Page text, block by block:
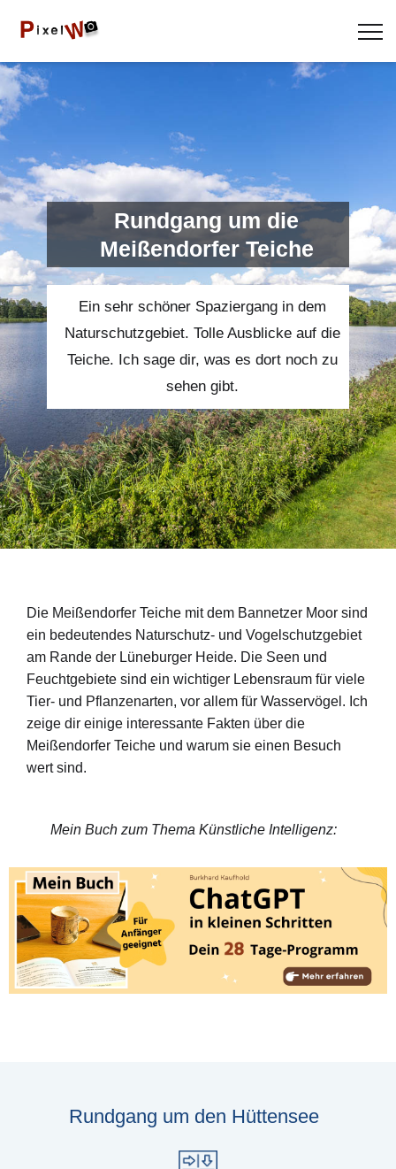
Rundgang um die
Meißendorfer Teiche
Ein sehr schöner Spaziergang in dem
Naturschutzgebiet. Tolle Ausblicke auf die
Teiche. Ich sage dir, was es dort noch zu
sehen gibt.
Die Meißendorfer Teiche mit dem Bannetzer Moor sind
ein bedeutendes Naturschutz- und Vogelschutzgebiet
am Rande der Lüneburger Heide. Die Seen und
Feuchtgebiete sind ein wichtiger Lebensraum für viele
Tier- und Pflanzenarten, vor allem für Wasservögel. Ich
zeige dir einige interessante Fakten über die
Meißendorfer Teiche und warum sie einen Besuch
wert sind.
Mein Buch zum Thema Künstliche Intelligenz:
Rundgang um den Hüttensee